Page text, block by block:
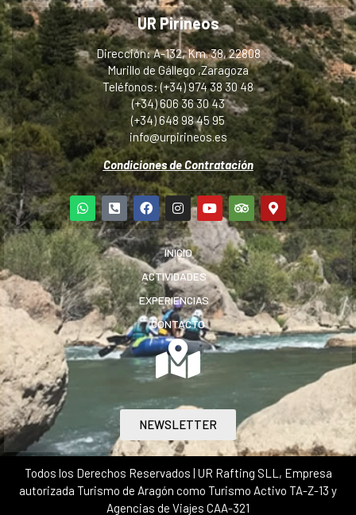
UR Pirineos
Dirección: A-132, Km. 38, 22808
Murillo de Gállego ,Zaragoza
Teléfonos: (+34) 974 38 30 48
(+34) 606 36 30 43
(+34) 648 98 45 95
info@urpirineos.es
Condiciones de Contratación
INICIO
ACTIVIDADES
EXPERIENCIAS
CONTACTO
NEWSLETTER
Todos los Derechos Reservados | UR Rafting SLL, Empresa
autorizada Turismo de Aragón como Turismo Activo TA-Z-13 y
Agencias de Viajes CAA-321